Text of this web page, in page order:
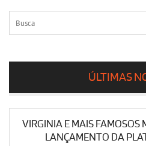
ÚLTIMAS
VIRGINIA E MAIS FAMOSOS
LANÇAMENTO DA